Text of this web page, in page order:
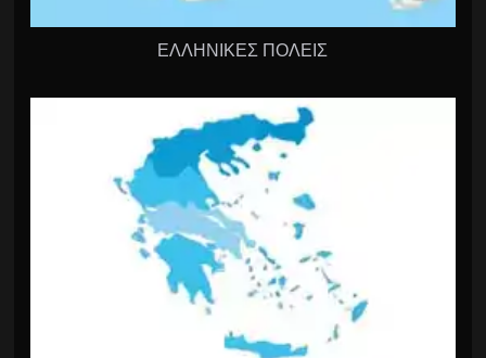
ΕΛΛΗΝΙΚΕΣ ΠΟΛΕΙΣ